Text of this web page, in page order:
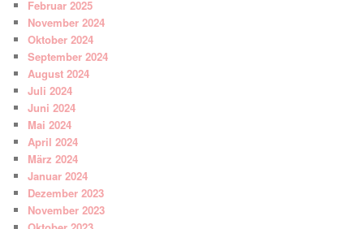
Februar 2025
November 2024
Oktober 2024
September 2024
August 2024
Juli 2024
Juni 2024
Mai 2024
April 2024
März 2024
Januar 2024
Dezember 2023
November 2023